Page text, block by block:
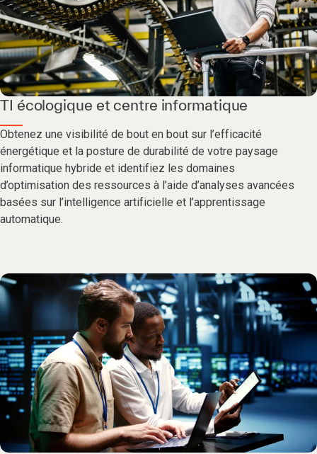
TI écologique et centre informatique
Obtenez une visibilité de bout en bout sur l’efficacité
énergétique et la posture de durabilité de votre paysage
informatique hybride et identifiez les domaines
d’optimisation des ressources à l’aide d’analyses avancées
basées sur l’intelligence artificielle et l’apprentissage
automatique.